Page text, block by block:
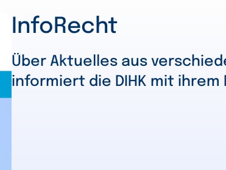
InfoRecht
Über Aktuelles aus
informiert die DIHK mit